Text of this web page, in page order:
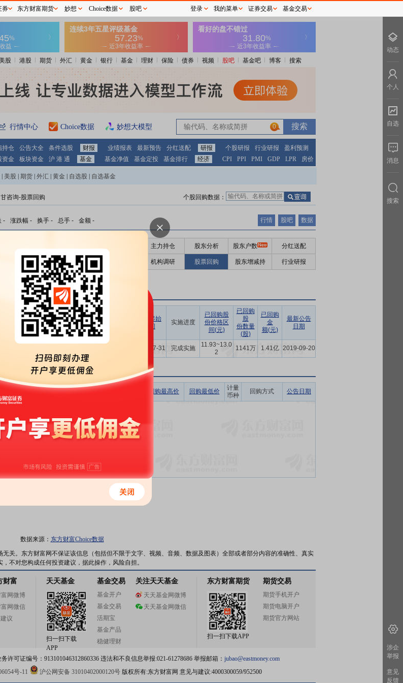
股 港股 期货 外汇 黄金 银行 基金 理财 保险 债券 视频 股吧 基金吧 博客 搜索
行情中心 Choice数据 妙想大模型 0
持仓 公告大全 条件选股 财报 业绩报表 最新预告 分红送配 研报 个股研报 行业研报
盈利预测
资金 板块资金 沪 港 通 基金 基金净值 基金定投 基金排行 经济 CPI PPI PMI GDP LPR 房价
美股 期货 外汇 黄金 自选股 自选基金
咨询-股票回购 个股回购数据：
- 涨跌幅 - 换手 - 总手 - 金额 - 行情 股吧 数据
主力持仓 股东分析 股东户数 分红送配
股东大会 个股研报 机构调研 股票回购 股东增减持 行业研报
计划回购
价格区间
计划回购
数量区间
(股)
占公告前
一日总股
本比例(%)
回购起始
时间
实施进度
已回购股
份价格区
间(元)
已回购
股
份数量
(股)
已回购
金
额(元)
最新公告
日期
571万~1141
8951万
2019-07-31 完成实施
11.93~13.0
2
1141万 1.41亿 2019-09-20
收盘价 涨跌幅 回购数量 回购最高价 回购最低价
计量
币种
回购方式 公告日期
暂无数据
数据来源： 东方财富Choice数据
关。东方财富网不保证该信息（包括但不限于文字、视频、音频、数据及图表）全部或者部分内容的准确性、真实
不对您构成任何投资建议，据此操作，风险自担。
财富
网微博
网微信
议
天天基金
扫一扫下载
APP
基金交易
基金开户
基金交易
活期宝
基金产品
稳健理财
关注天天基金
天天基金网微博
天天基金网微信
东方财富期货
扫一扫下载APP
期货交易
期货手机开户
期货电脑开户
期货官方网站
可证编号：913101046312860336 违法和不良信息举报:021-61278686 举报邮箱： jubao@eastmoney.com
号-11 沪公网安备 31010402000120号版权所有:东方财富网 意见与建议:4000300059/952500
券 东方财富期货 妙想 Choice数据 股吧 登录 我的菜单 证券交易 基金交易
动态
个人
自选
消息
搜索
涉企
举报
意见
反馈